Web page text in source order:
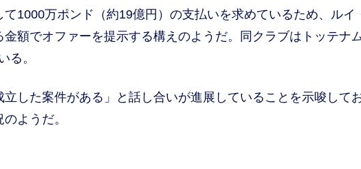
1000万ポンド（約19億円）の支払いを求めているため、ルイ
額でオファーを提示する構えのようだ。同クラブはトッテナ
る。
した案件がある」と話し合いが進展していることを示唆してお
ようだ。